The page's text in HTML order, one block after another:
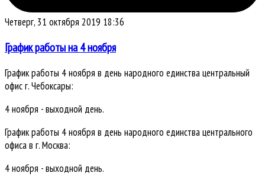
Четверг, 31 октября 2019 18:36
График работы на 4 ноября
График работы 4 ноября в день народного единства центральный
офис г. Чебоксары:
4 ноября - выходной день.
График работы 4 ноября в день народного единства центрального
офиса в г. Москва:
4 ноября - выходной день.